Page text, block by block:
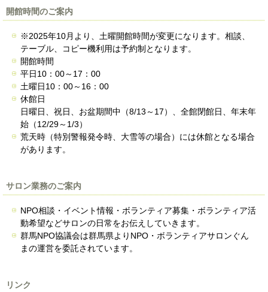
開館時間のご案内
※2025年10月より、土曜開館時間が変更になります。相談、
テーブル、コピー機利用は予約制となります。
開館時間
平日10：00～17：00
土曜日10：00～16：00
休館日
日曜日、祝日、お盆期間中（8/13～17）、全館閉館日、年末年
始（12/29～1/3）
荒天時（特別警報発令時、大雪等の場合）には休館となる場合
があります。
サロン業務のご案内
NPO相談・イベント情報・ボランティア募集・ボランティア活
動希望などサロンの日常をお伝えしていきます。
群馬NPO協議会は群馬県よりNPO・ボランティアサロンぐん
まの運営を委託されています。
リンク